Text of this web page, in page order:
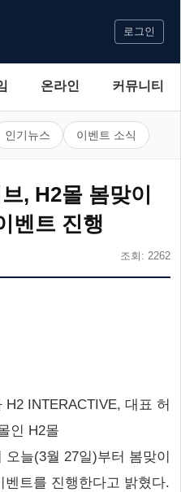
로그인
온라인 커뮤니티
인기뉴스 이벤트 소식
, H2몰 봄맞이
벤트 진행
조회: 2262
INTERACTIVE, 대표 허
인 H2몰
늘(3월 27일)부터 봄맞이
트를 진행한다고 밝혔다.